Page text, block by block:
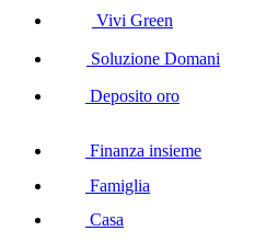
Vivi Green
Soluzione Domani
Deposito oro
Finanza insieme
Famiglia
Casa